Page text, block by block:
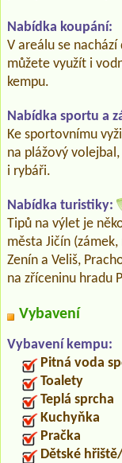
Nabídka koupání:
V areálu se
můžete využít i
kempu.
Nabídka sportu a
Ke sportovnímu
na plážový
i rybáři.
Nabídka turistiky:
Tipů na výlet je
města Jičín
Zenín a Veliš,
na zříceninu hradu
Vybavení
Vybavení kempu:
Pitná voda
Toalety
Teplá sprcha
Kuchyňka
Pračka
Dětské